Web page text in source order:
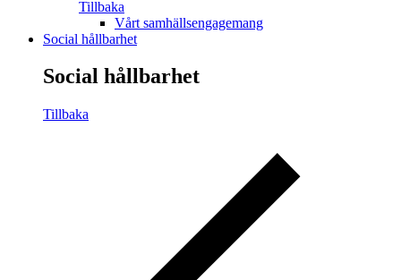
Tillbaka
Vårt samhällsengagemang
Social hållbarhet
Social hållbarhet
Tillbaka